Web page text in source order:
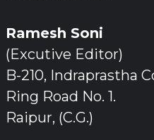
Ramesh Soni
(Excutive Editor)
B-210, Indraprastha
Ring Road No. 1.
Raipur, (C.G.)